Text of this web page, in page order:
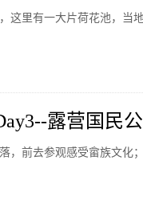
这里有一大片荷花池，当
露营国民
，前去参观感受畲族文化；